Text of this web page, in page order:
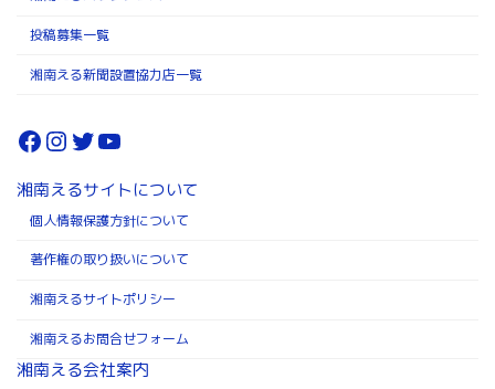
投稿募集一覧
湘南える新聞設置協力店一覧
Facebook
Instagram
Twitter
YouTube
湘南えるサイトについて
個人情報保護方針について
著作権の取り扱いについて
湘南えるサイトポリシー
湘南えるお問合せフォーム
湘南える会社案内